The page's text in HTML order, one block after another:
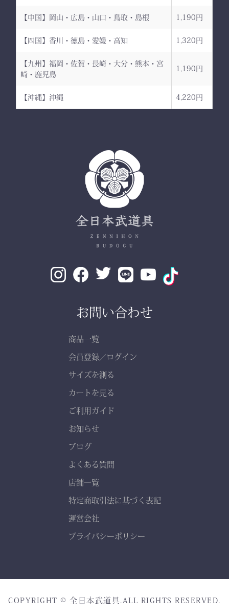
【中国】岡山・広島・山口・鳥取・島根 1,190円
【四国】香川・徳島・愛媛・高知 1,320円
【九州】福岡・佐賀・長崎・大分・熊本・宮
崎・鹿児島
1,190円
【沖縄】沖縄 4,220円
商品一覧
会員登録 ／ログイン
サイズを測る
カートを見る
ご利用ガイド
お知らせ
ブログ
よくある質問
店舗一覧
特定商取引法に基づく表記
運営会社
プライバシーポリシー
お問い合わせ
COPYRIGHT © 全日本武道具.ALL RIGHTS RESERVED.